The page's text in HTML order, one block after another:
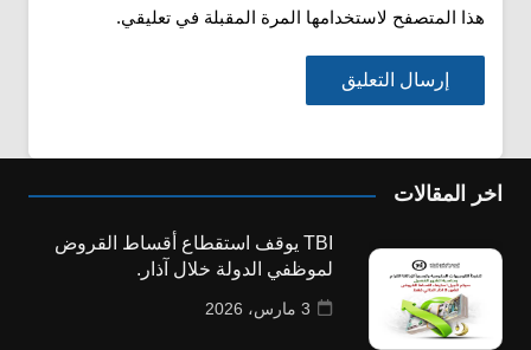
هذا المتصفح لاستخدامها المرة المقبلة في تعليقي.
اخر المقالات
TBI يوقف استقطاع أقساط القروض
لموظفي الدولة خلال آذار.
3 مارس، 2026